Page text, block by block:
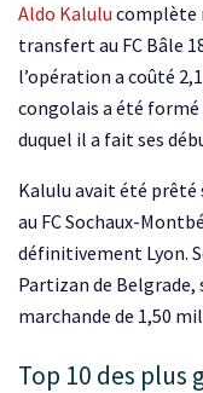
Aldo Kalulu complète
transfert au FC Bâle
l’opération a coûté
congolais a été formé
duquel il a fait ses
Kalulu avait été prêté
au FC Sochaux-
définitivement Lyon.
Partizan de Belgrade,
marchande de 1,50
Top 10 des plus